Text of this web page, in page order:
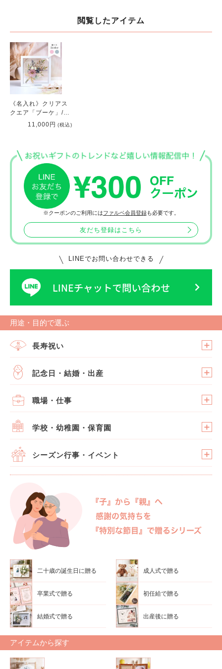
閲覧したアイテム
《名入れ》クリアス
クエア「ブーケ」/結
婚祝い・両親ギフ
11,000円 (税込)
※クーポンのご利用にはファルベ会員登録も必要です。
友だち登録はこちら
LINEでお問い合わせできる
用途・目的で選ぶ
長寿祝い
記念日・結婚・出産
職場・仕事
学校・幼稚園・保育園
シーズン行事・イベント
二十歳の誕生日に贈る 成人式で贈る
卒業式で贈る 初任給で贈る
結婚式で贈る 出産後に贈る
アイテムから探す